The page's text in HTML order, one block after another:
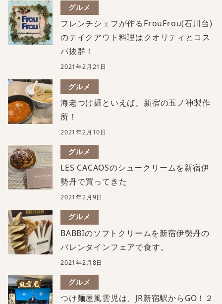
グルメ
フレンチシェフが作るFrouFrou(石川台)
のテイクアウト料理はクオリティとコス
パ抜群！
2021年2月21日
グルメ
海老つけ麺といえば、新宿の五ノ神製作
所！
2021年2月10日
グルメ
LES CACAOSのシュークリームを新宿伊
勢丹で買ってきた
2021年2月9日
グルメ
BABBIのソフトクリームを新宿伊勢丹の
バレンタインフェアで食す。
2021年2月8日
グルメ
つけ麺屋風雲児は、JR新宿駅からGO！２